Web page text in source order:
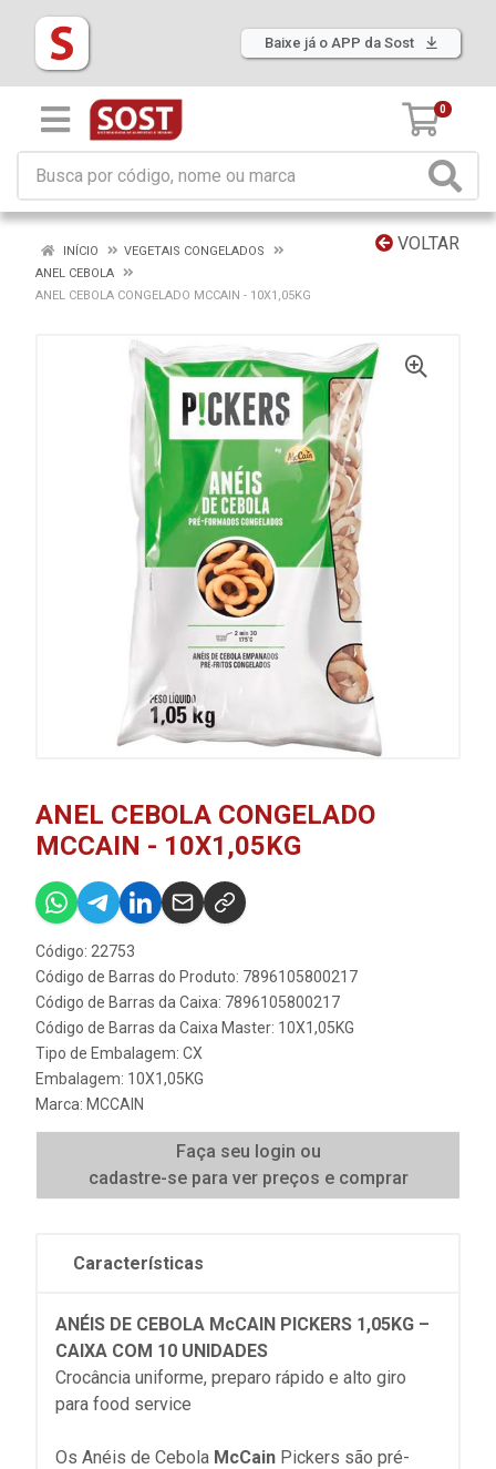
Baixe já o APP da Sost
0
VOLTAR
INÍCIO
VEGETAIS CONGELADOS
ANEL CEBOLA
ANEL CEBOLA CONGELADO MCCAIN - 10X1,05KG
ANEL CEBOLA CONGELADO
MCCAIN - 10X1,05KG
Código: 22753
Código de Barras do Produto: 7896105800217
Código de Barras da Caixa: 7896105800217
Código de Barras da Caixa Master: 10X1,05KG
Tipo de Embalagem: CX
Embalagem: 10X1,05KG
Marca: MCCAIN
Faça seu login ou
cadastre-se para ver preços e comprar
Características
ANÉIS DE CEBOLA McCAIN PICKERS 1,05KG –
CAIXA COM 10 UNIDADES
Crocância uniforme, preparo rápido e alto giro
para food service
Os Anéis de Cebola McCain Pickers são pré-